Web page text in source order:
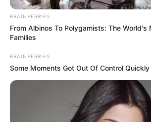
Tu sonrisa es una carta de
solo mejora tu imagen, sino también tu
disfrutar de los alimentos, hablar con
mantener una salud más completa.
BRAINBERRIES
From Albinos To Polygamists: The World's
Families
BRAINBERRIES
Some Moments Got Out Of Control Quickly